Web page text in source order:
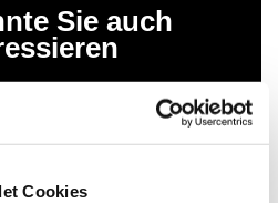
Cookies
Sie auch